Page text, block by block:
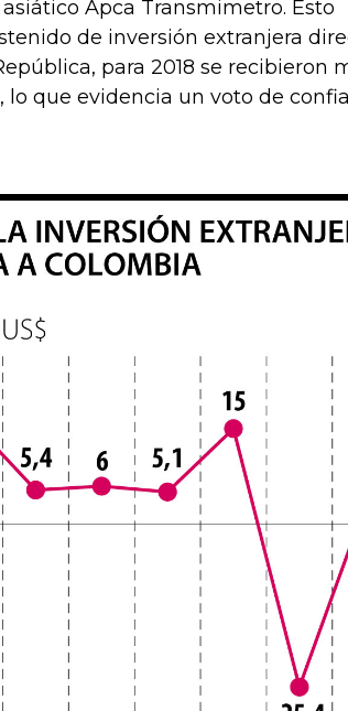
Apca Transmimetro. Esto
de inversión extranjera
para 2018 se recibieron
lo que evidencia un voto de